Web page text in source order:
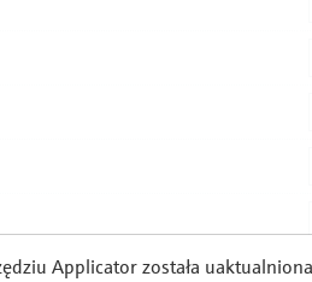
Applicator została